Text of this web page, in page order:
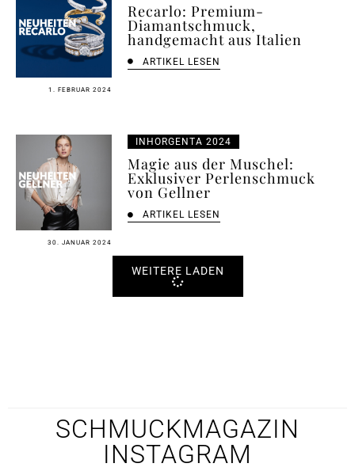
1. FEBRUAR 2024
Recarlo: Premium-
Diamantschmuck,
handgemacht aus Italien
ARTIKEL LESEN
30. JANUAR 2024
INHORGENTA 2024
Magie aus der Muschel:
Exklusiver Perlenschmuck
von Gellner
ARTIKEL LESEN
WEITERE LADEN
SCHMUCKMAGAZIN
INSTAGRAM